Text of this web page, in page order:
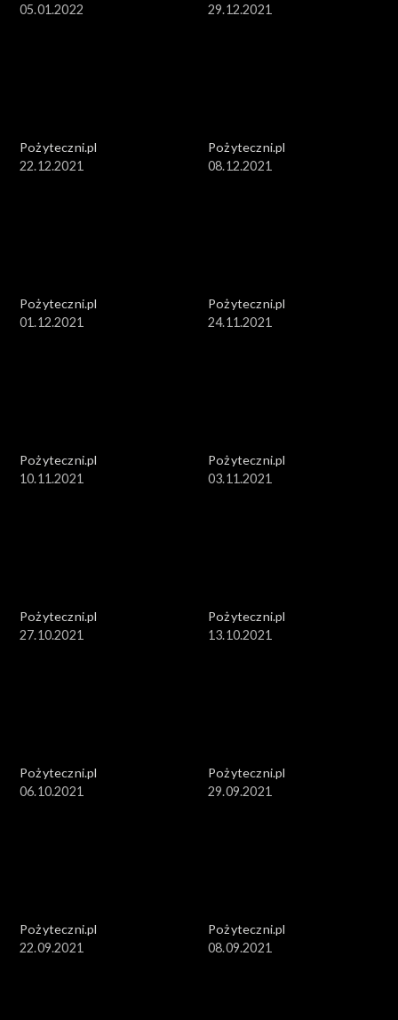
05.01.2022
29.12.2021
Pożyteczni.pl
22.12.2021
Pożyteczni.pl
08.12.2021
Pożyteczni.pl
01.12.2021
Pożyteczni.pl
24.11.2021
Pożyteczni.pl
10.11.2021
Pożyteczni.pl
03.11.2021
Pożyteczni.pl
27.10.2021
Pożyteczni.pl
13.10.2021
Pożyteczni.pl
06.10.2021
Pożyteczni.pl
29.09.2021
Pożyteczni.pl
22.09.2021
Pożyteczni.pl
08.09.2021